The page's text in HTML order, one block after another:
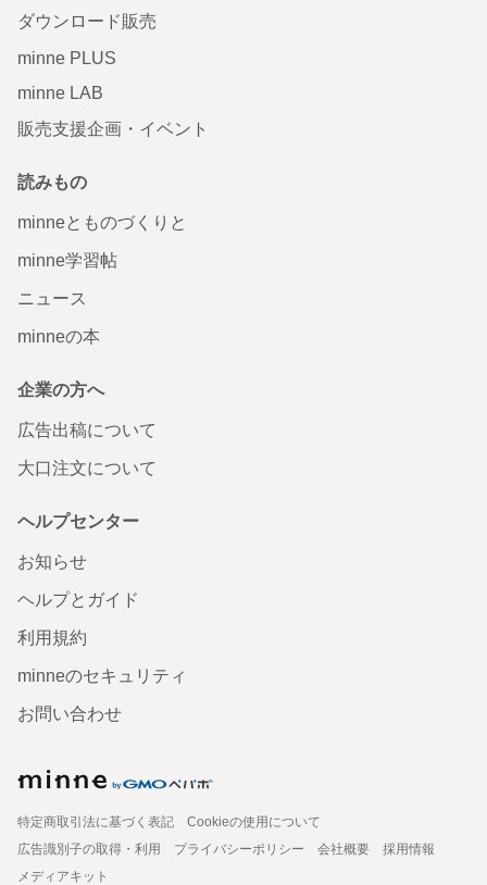
ダウンロード販売
minne PLUS
minne LAB
販売支援企画・イベント
読みもの
minneとものづくりと
minne学習帖
ニュース
minneの本
企業の方へ
広告出稿について
大口注文について
ヘルプセンター
お知らせ
ヘルプとガイド
利用規約
minneのセキュリティ
お問い合わせ
特定商取引法に基づく表記
Cookieの使用について
広告識別子の取得・利用
プライバシーポリシー 会社概要
採用情報
メディアキット